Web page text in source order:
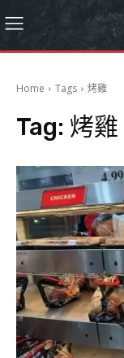
Home Tags 烤雞
Tag: 烤雞